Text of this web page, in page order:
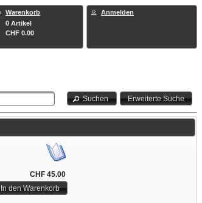
Warenkorb
0 Artikel
CHF 0.00
Anmelden
Suchen Erweiterte Suche
CHF 45.00
In den Warenkorb